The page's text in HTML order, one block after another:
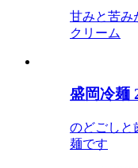
甘みと苦み
クリーム
盛岡冷麺
のどごしと
麺です